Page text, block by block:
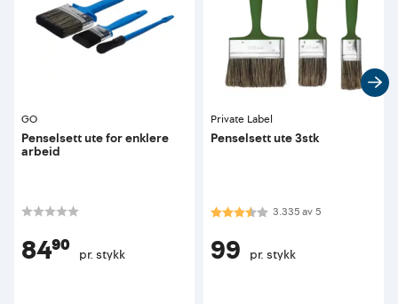
GO
Penselsett ute for enklere
arbeid
84⁹⁰ pr. stykk
Private Label
Penselsett ute 3stk
Karakter:3.3 av 5 mulige
3.335av5
99 pr. stykk